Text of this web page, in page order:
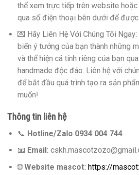
thể xem trực tiếp trên website
qua số điện thoại bên dưới để được
💌 Hãy Liên Hệ Với Chúng Tôi
biến ý tưởng của bạn thành những
và thể hiện cá tính riêng của bạn
handmade độc đáo. Liên hệ với
để bắt đầu quá trình tạo ra sản
muốn!
Thông tin liên hệ
📞 Hotline/Zalo 0934 004 744
📧 Email:
🌐Website mascot: https://